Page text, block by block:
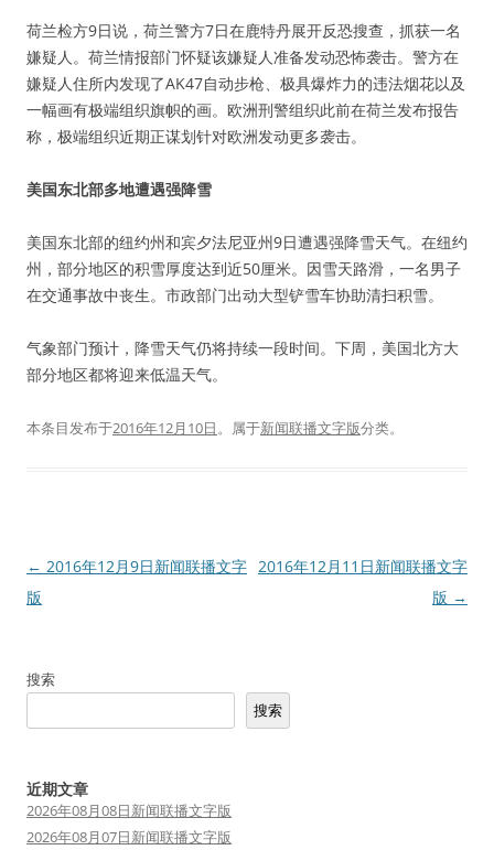
荷兰检方9日说，荷兰警方7日在鹿特丹展开反恐搜查，抓获一名
嫌疑人。荷兰情报部门怀疑该嫌疑人准备发动恐怖袭击。警方在
嫌疑人住所内发现了AK47自动步枪、极具爆炸力的违法烟花以及
一幅画有极端组织旗帜的画。欧洲刑警组织此前在荷兰发布报告
称，极端组织近期正谋划针对欧洲发动更多袭击。
美国东北部多地遭遇强降雪
美国东北部的纽约州和宾夕法尼亚州9日遭遇强降雪天气。在纽约
州，部分地区的积雪厚度达到近50厘米。因雪天路滑，一名男子
在交通事故中丧生。市政部门出动大型铲雪车协助清扫积雪。
气象部门预计，降雪天气仍将持续一段时间。下周，美国北方大
部分地区都将迎来低温天气。
本条目发布于2016年12月10日。属于新闻联播文字版分类。
文
章
← 2016年12月9日新闻联播文字
版
2016年12月11日新闻联播文字
版 →
搜索
搜索
近期文章
2026年08月08日新闻联播文字版
2026年08月07日新闻联播文字版